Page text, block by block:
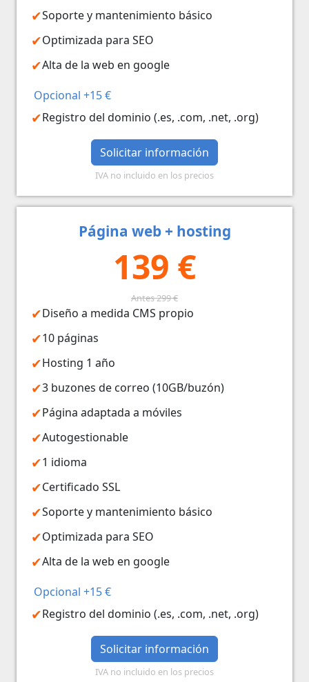
Soporte y mantenimiento básico
Optimizada para SEO
Alta de la web en google
Opcional +15 €
Registro del dominio (.es, .com, .net, .org)
Solicitar información
IVA no incluido en los precios
Página web + hosting
139 €
Antes 299 €
Diseño a medida CMS propio
10 páginas
Hosting 1 año
3 buzones de correo (10GB/buzón)
Página adaptada a móviles
Autogestionable
1 idioma
Certificado SSL
Soporte y mantenimiento básico
Optimizada para SEO
Alta de la web en google
Opcional +15 €
Registro del dominio (.es, .com, .net, .org)
Solicitar información
IVA no incluido en los precios